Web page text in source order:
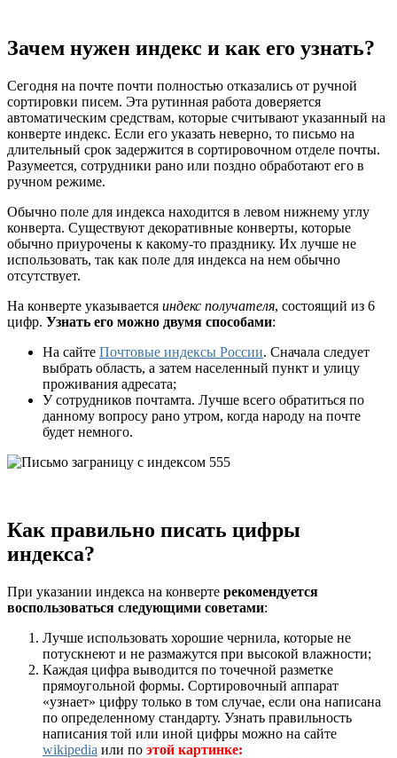
Зачем нужен индекс и как его узнать?
Сегодня на почте почти полностью отказались от ручной
сортировки писем. Эта рутинная работа доверяется
автоматическим средствам, которые считывают указанный на
конверте индекс. Если его указать неверно, то письмо на
длительный срок задержится в сортировочном отделе почты.
Разумеется, сотрудники рано или поздно обработают его в
ручном режиме.
Обычно поле для индекса находится в левом нижнему углу
конверта. Существуют декоративные конверты, которые
обычно приурочены к какому-то празднику. Их лучше не
использовать, так как поле для индекса на нем обычно
отсутствует.
На конверте указывается индекс получателя, состоящий из 6
цифр. Узнать его можно двумя способами:
На сайте Почтовые индексы России. Сначала следует
выбрать область, а затем населенный пункт и улицу
проживания адресата;
У сотрудников почтамта. Лучше всего обратиться по
данному вопросу рано утром, когда народу на почте
будет немного.
Как правильно писать цифры
индекса?
При указании индекса на конверте рекомендуется
воспользоваться следующими советами:
Лучше использовать хорошие чернила, которые не
потускнеют и не размажутся при высокой влажности;
Каждая цифра выводится по точечной разметке
прямоугольной формы. Сортировочный аппарат
«узнает» цифру только в том случае, если она написана
по определенному стандарту. Узнать правильность
написания той или иной цифры можно на сайте
wikipedia или по этой картинке: